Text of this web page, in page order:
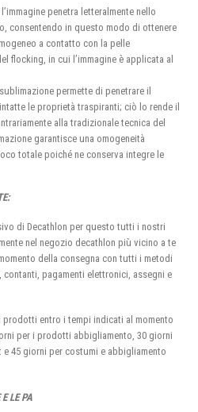
penetra letteralmente nello
consentendo in questo modo di ottenere
a contatto con la pelle
flocking, in cui l’immagine è applicata al
permette di penetrare il
le proprietà traspiranti; ciò lo rende il
alla tradizionale tecnica del
garantisce una omogeneità
totale poiché ne conserva integre le
di Decathlon per questo tutti i nostri
nel negozio decathlon più vicino a te
della consegna con tutti i metodi
pagamenti elettronici, assegni e
prodotti entro i tempi indicati al momento
per i prodotti abbigliamento, 30 giorni
45 giorni per costumi e abbigliamento
LE PA